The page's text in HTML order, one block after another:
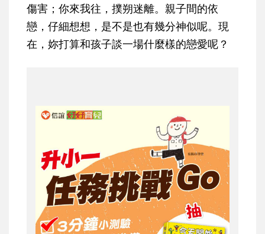
傷害；你來我往，撲朔迷離。親子間的依
戀，仔細想想，是不是也有幾分神似呢。現
在，妳打算和孩子談一場什麼樣的戀愛呢？